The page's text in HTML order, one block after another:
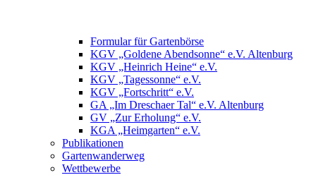
Formular für Gartenbörse
KGV „Goldene Abendsonne“ e.V. Altenburg
KGV „Heinrich Heine“ e.V.
KGV „Tagessonne“ e.V.
KGV „Fortschritt“ e.V.
GA „Im Dreschaer Tal“ e.V. Altenburg
GV „Zur Erholung“ e.V.
KGA „Heimgarten“ e.V.
Publikationen
Gartenwanderweg
Wettbewerbe